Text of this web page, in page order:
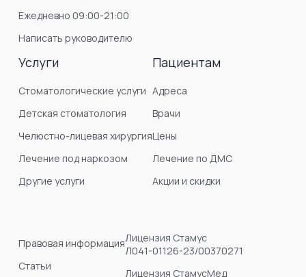
Ежедневно 09:00-21:00
Написать руководителю
Услуги
Стоматологические услуги
Детская стоматология
Челюстно-лицевая хирургия
Лечение под наркозом
Другие услуги
Пациентам
Адреса
Врачи
Цены
Лечение по ДМС
Акции и скидки
Правовая информация
Статьи
Лицензия Стамус
Л041-01126-23/00370271
Лицензия СтамусМед